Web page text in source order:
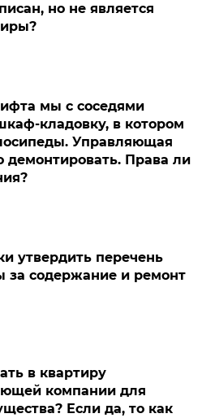
но не является
мы с соседями
кладовку, в котором
Управляющая
демонтировать. Права ли
утвердить перечень
за содержание и ремонт
в квартиру
компании для
Если да, то как